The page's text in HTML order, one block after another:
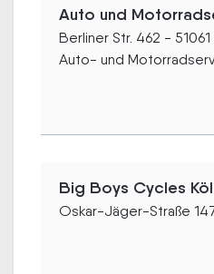
Auto und
Berliner Str. 462 - 51061
Auto- und
Big Boys Cycles
Oskar-Jäger-Straße